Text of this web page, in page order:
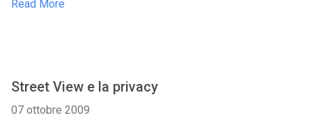
Read More
Street View e la privacy
07 ottobre 2009